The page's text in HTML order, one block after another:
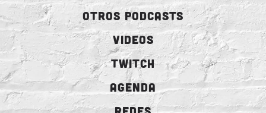
OTROS PODCASTS
VIDEOS
TWITCH
AGENDA